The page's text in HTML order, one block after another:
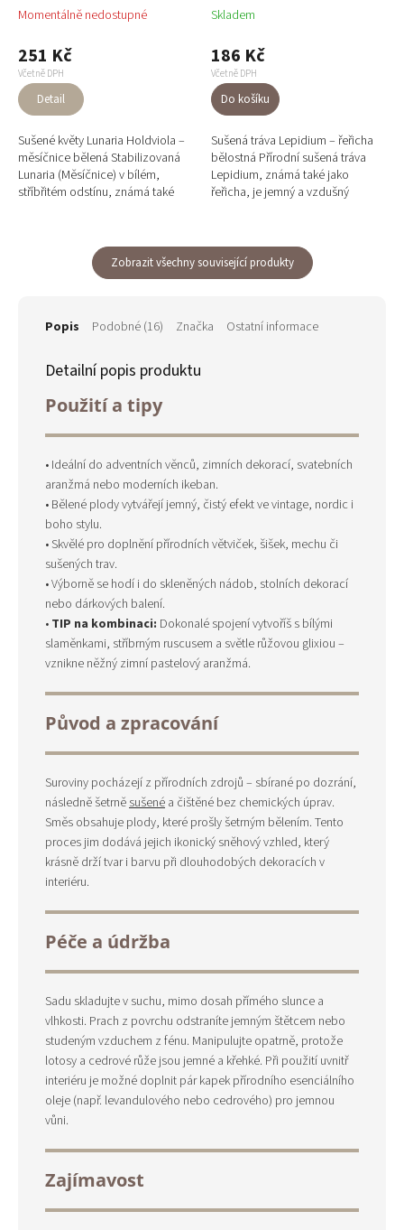
Momentálně nedostupné
251 Kč
Včetně DPH
Detail
Sušené květy Lunaria Holdviola –
měsíčnice bělená Stabilizovaná
Lunaria (Měsíčnice) v bílém,
stříbřitém odstínu, známá také
Skladem
186 Kč
Včetně DPH
Do košíku
Sušená tráva Lepidium – řeřicha
bělostná Přírodní sušená tráva
Lepidium, známá také jako
řeřicha, je jemný a vzdušný
Zobrazit všechny související produkty
Popis Podobné (16) Značka Ostatní informace
Detailní popis produktu
Použití a tipy
• Ideální do adventních věnců, zimních dekorací, svatebních
aranžmá nebo moderních ikeban.
• Bělené plody vytvářejí jemný, čistý efekt ve vintage, nordic i
boho stylu.
• Skvělé pro doplnění přírodních větviček, šišek, mechu či
sušených trav.
• Výborně se hodí i do skleněných nádob, stolních dekorací
nebo dárkových balení.
• TIP na kombinaci: Dokonalé spojení vytvoříš s bílými
slaměnkami, stříbrným ruscusem a světle růžovou glixiou –
vznikne něžný zimní pastelový aranžmá.
Původ a zpracování
Suroviny pocházejí z přírodních zdrojů – sbírané po dozrání,
následně šetrněsušené a čištěné bez chemických úprav.
Směs obsahuje plody, které prošly šetrným bělením. Tento
proces jim dodává jejich ikonický sněhový vzhled, který
krásně drží tvar i barvu při dlouhodobých dekoracích v
interiéru.
Péče a údržba
Sadu skladujte v suchu, mimo dosah přímého slunce a
vlhkosti. Prach z povrchu odstraníte jemným štětcem nebo
studeným vzduchem z fénu. Manipulujte opatrně, protože
lotosy a cedrové růže jsou jemné a křehké. Při použití uvnitř
interiéru je možné doplnit pár kapek přírodního esenciálního
oleje (např. levandulového nebo cedrového) pro jemnou
vůni.
Zajímavost